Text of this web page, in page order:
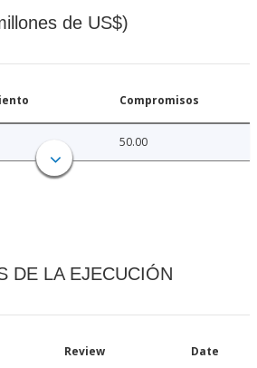
de US$)
Compromisos
50.00
DE LA EJECUCIÓN
Review Date